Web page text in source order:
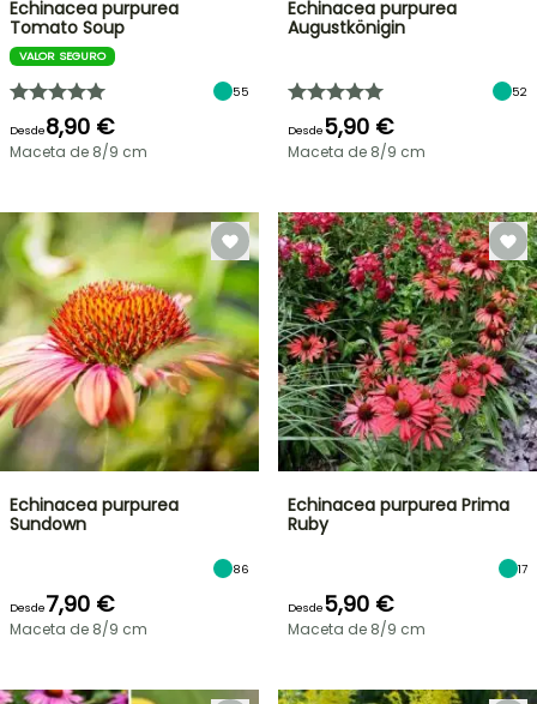
Echinacea purpurea
Tomato Soup
VALOR SEGURO
55
Desde8,90 €
Maceta de 8/9 cm
Echinacea purpurea
Augustkönigin
52
Desde5,90 €
Maceta de 8/9 cm
Echinacea purpurea
Sundown
86
Desde7,90 €
Maceta de 8/9 cm
Echinacea purpurea Prima
Ruby
17
Desde5,90 €
Maceta de 8/9 cm